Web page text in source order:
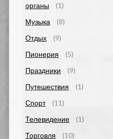
органы
(1)
Музыка (8)
Отдых
(9)
Пионерия
(5)
Праздники
(9)
Путешествия
(1)
Спорт
(11)
Телевидение
(1)
Торговля
(10)